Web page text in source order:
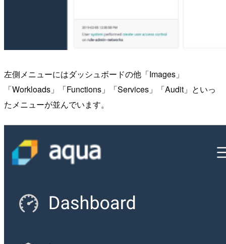
左側メニューにはダッシュボードの他「Images」
「Workloads」「Functions」「Services」「Audit」といっ
たメニューが並んでいます。